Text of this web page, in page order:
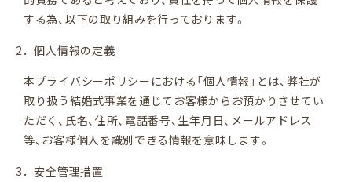
婚礼料理
スタッフ
挙式レポート
専属ドレスショップ
する為、以下の取り組みを行っております。
2．個人情報の定義
本プライバシーポリシーにおける「個人情報」とは、弊社が
取り扱う結婚式事業を通じてお客様からお預かりさせてい
ただく、氏名、住所、電話番号、生年月日、メールアドレス
等、お客様個人を識別できる情報を意味します。
3．安全管理措置